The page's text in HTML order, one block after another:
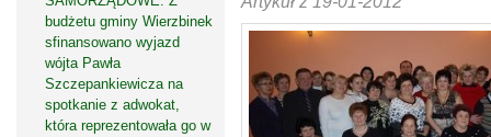
budżetu gminy Wierzbinek
sfinansowano wyjazd
wójta Pawła
Szczepankiewicza na
spotkanie z adwokat,
która reprezentowała go w